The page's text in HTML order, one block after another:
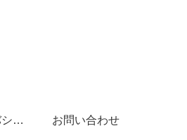
当サイトのプライバシーポリシーについて お問い合わせ